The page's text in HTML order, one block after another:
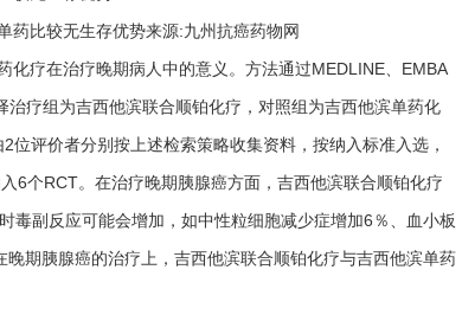
药比较无生存优势来源:九州抗癌药物网
化疗在治疗晚期病人中的意义。方法通过MEDLINE、EMBA
疗组为吉西他滨联合顺铂化疗，对照组为吉西他滨单药化
评价者分别按上述检索策略收集资料，按纳入标准入选，
6个RCT。在治疗晚期胰腺癌方面，吉西他滨联合顺铂化疗
毒副反应可能会增加，如中性粒细胞减少症增加6％、血小板
期胰腺癌的治疗上，吉西他滨联合顺铂化疗与吉西他滨单药